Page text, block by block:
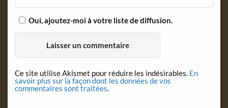
Oui, ajoutez-moi à votre liste de diffusion.
Ce site utilise Akismet pour réduire les indésirables. En
savoir plus sur la façon dont les données de vos
commentaires sont traitées.